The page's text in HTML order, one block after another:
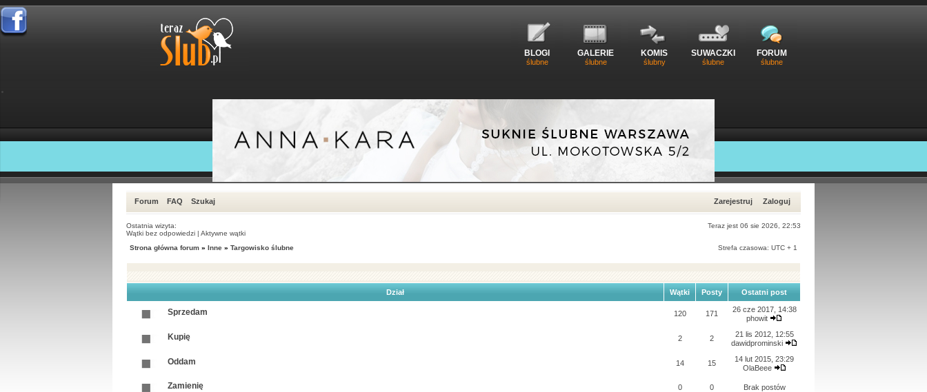
BLOGI
ślubne
GALERIE
ślubne
KOMIS
ślubny
SUWACZKI
ślubne
FORUM
ślubne
Forum FAQ Szukaj Zarejestruj Zaloguj
Ostatnia wizyta:
Teraz jest 06 sie 2026, 22:53
Wątki bez odpowiedzi | Aktywne wątki
Strona główna forum » Inne » Targowisko ślubne Strefa czasowa: UTC + 1
Dział Wątki Posty Ostatni post
Sprzedam 120 171
26 cze 2017, 14:38
phowit
Kupię 2 2
21 lis 2012, 12:55
dawidprominski
Oddam 14 15
14 lut 2015, 23:29
OlaBeee
Zamienię 0 0 Brak postów